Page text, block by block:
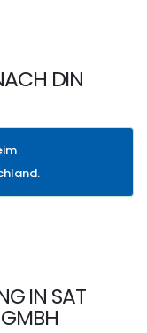
DIN
IN SAT